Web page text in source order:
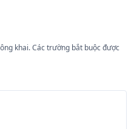
khai.Các trường bắt buộc được